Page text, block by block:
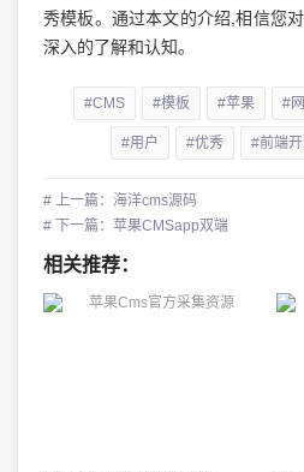
秀模板。通过本文的介绍,相信您
深入的了解和认知。
#CMS #模板 #苹果 #
#用户 #优秀 #前端
# 上一篇：海洋cms源码
# 下一篇：苹果CMSapp双端
相关推荐：